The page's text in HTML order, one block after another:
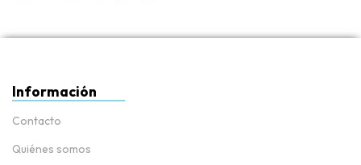
Información
Contacto
Quiénes somos